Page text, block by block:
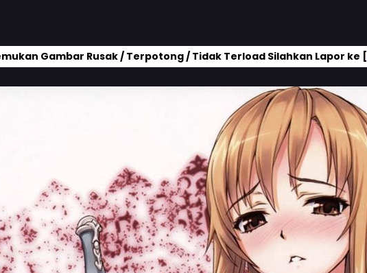
Gambar Rusak / Terpotong / Tidak Terload Silahkan Lapor ke [